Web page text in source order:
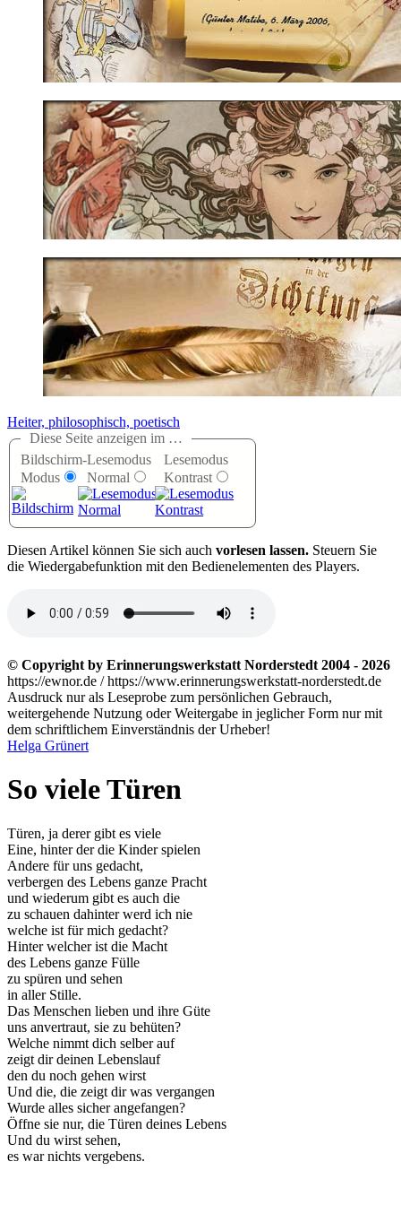
Heiter, philosophisch, poetisch
Diese Seite anzeigen im …
Bildschirm-
Modus
Lesemodus
Normal
Lesemodus
Kontrast
Diesen Artikel können Sie sich auch vorlesen lassen. Steuern Sie
die Wiedergabefunktion mit den Bedienelementen des Players.
© Copyright by Erinnerungswerkstatt Norderstedt 2004 - 2026
https://ewnor.de / https://www.erinnerungswerkstatt-norderstedt.de
Ausdruck nur als Leseprobe zum persönlichen Gebrauch,
weitergehende Nutzung oder Weitergabe in jeglicher Form nur mit
dem schriftlichem Einverständnis der Urheber!
Helga Grünert
So viele Türen
Türen, ja derer gibt es viele
Eine, hinter der die Kinder spielen
Andere für uns gedacht,
verbergen des Lebens ganze Pracht
und wiederum gibt es auch die
zu schauen dahinter werd ich nie
welche ist für mich gedacht?
Hinter welcher ist die Macht
des Lebens ganze Fülle
zu spüren und sehen
in aller Stille.
Das Menschen lieben und ihre Güte
uns anvertraut, sie zu behüten?
Welche nimmt dich selber auf
zeigt dir deinen Lebenslauf
den du noch gehen wirst
Und die, die zeigt dir was vergangen
Wurde alles sicher angefangen?
Öffne sie nur, die Türen deines Lebens
Und du wirst sehen,
es war nichts vergebens.